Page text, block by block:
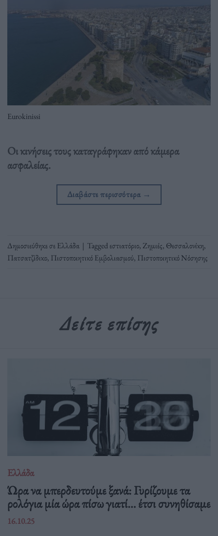
Eurokinissi
Οι κινήσεις τους καταγράφηκαν από κάμερα
ασφαλείας.
Διαβάστε περισσότερα →
Δημοσιεύθηκε σεΕλλάδα | Taggedεστιατόριο,Ζημιές, Θεσσαλονίκη,
Πατσατζίδικο, Πιστοποιητικό Εμβολιασμού, Πιστοποιητικό Νόσησης
Δείτε επίσης
Ελλάδα
Ώρα να μπερδευτούμε ξανά: Γυρίζουμε τα
ρολόγια μία ώρα πίσω γιατί… έτσι συνηθίσαμε
16.10.25